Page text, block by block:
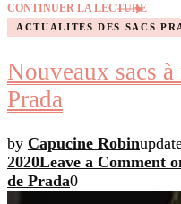
CONTINUER LA LECTURE
ACTUALITÉS DES SACS
Nouveaux sacs
Prada
by Capucine Robin
2020Leave a Comment
de Prada0